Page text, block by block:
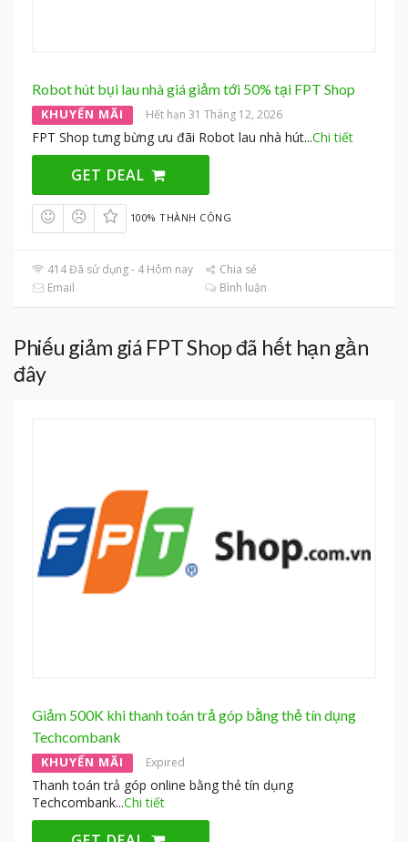
Robot hút bụi lau nhà giá giảm tới 50% tại FPT Shop
KHUYẾN MÃI Hết hạn 31 Tháng 12, 2026
FPT Shop tưng bừng ưu đãi Robot lau nhà hút...Chi tiết
GET DEAL
100% THÀNH CÔNG
414 Đã sử dụng - 4 Hôm nay
Chia sẻ
Email
Bình luận
Phiếu giảm giá FPT Shop đã hết hạn gần
đây
Giảm 500K khi thanh toán trả góp bằng thẻ tín dụng
Techcombank
KHUYẾN MÃI Expired
Thanh toán trả góp online bằng thẻ tín dụng
Techcombank...Chi tiết